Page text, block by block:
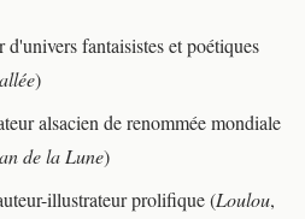
d'univers fantaisistes et poétiques
)
alsacien de renommée mondiale
de la Lune)
illustrateur prolifique (Loulou,